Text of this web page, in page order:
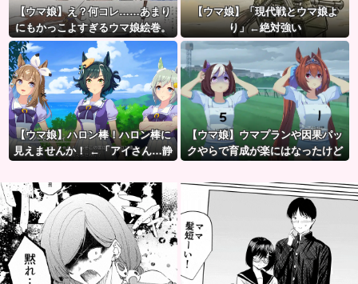
【ウマ娘】え？何コレ……あまり
にもかっこよすぎるウマ娘絵巻。
【ウマ娘】「現代戦とウマ娘よ
り」←絶対強い
【ウマ娘】ハロン棒！ハロン棒に
見えませんか！ ←「アイさん…静
【ウマ娘】ウマプランや因果パッ
クやらで育成が楽にはなったけど